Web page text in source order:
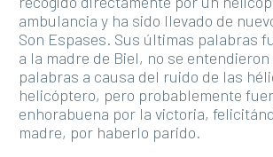
ambulancia y ha sido llevado de
Son Espases. Sus últimas palabras
a la madre de Biel, no se
palabras a causa del ruido de las
helicóptero, pero probablemente
enhorabuena por la victoria,
madre, por haberlo parido.